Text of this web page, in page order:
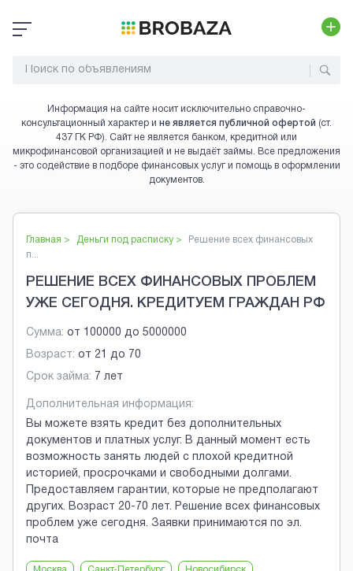
Информация на сайте носит исключительно справочно-
консультационный характер и не является публичной офертой (ст.
437 ГК РФ). Сайт не является банком, кредитной или
микрофинансовой организацией и не выдаёт займы. Все предложения
- это содействие в подборе финансовых услуг и помощь в оформлении
документов.
Главная > Деньги под расписку >
Решение всех финансовых
п...
РЕШЕНИЕ ВСЕХ ФИНАНСОВЫХ ПРОБЛЕМ
УЖЕ СЕГОДНЯ. КРЕДИТУЕМ ГРАЖДАН РФ
Сумма: от 100000 до 5000000
Возраст: от 21 до 70
Срок займа: 7 лет
Дополнительная информация:
Вы можете взять кредит без дополнительных
документов и платных услуг. В данный момент есть
возможность занять людей с плохой кредитной
историей, просрочками и свободными долгами.
Предоставляем гарантии, которые не предполагают
других. Возраст 20-70 лет. Решение всех финансовых
проблем уже сегодня. Заявки принимаются по эл.
почта